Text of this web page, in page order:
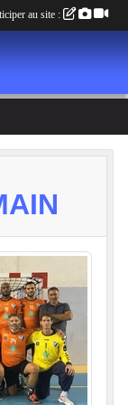
au site :